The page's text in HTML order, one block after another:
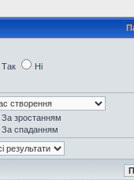
Так Ні
За зростанням
За спаданням